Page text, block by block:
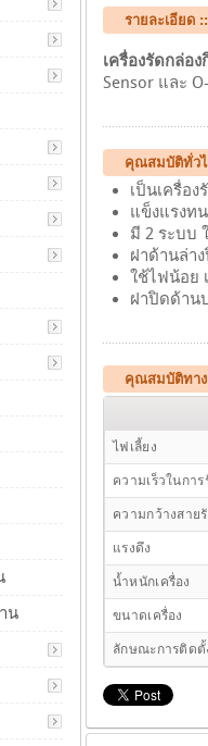
รายละเอียด
เครื่องรัดกล่อ
Sensor และ
คุณสมบัติทั่ว
เป็นเครื่อ
แข็งแรงท
มี 2 ระบบ
ฝาด้านล่า
ใช้ไฟน้อย
ฝาปิดด้าน
คุณสมบัติทา
ไฟเลี้ยง
ความเร็วในการ
ความกว้างสาย
แรงดึง
น้ำหนักเครื่อง
ขนาดเครื่อง
ลักษณะการติดตั้
น